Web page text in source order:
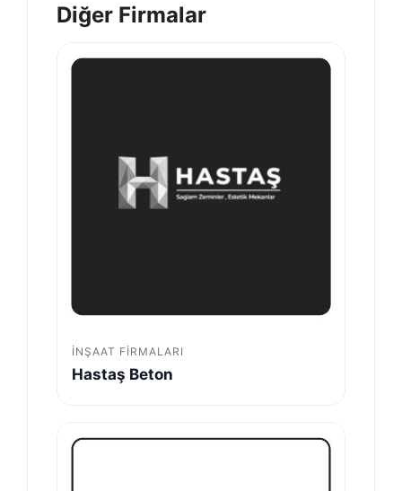
Diğer Firmalar
İNŞAAT FIRMALARI
Hastaş Beton